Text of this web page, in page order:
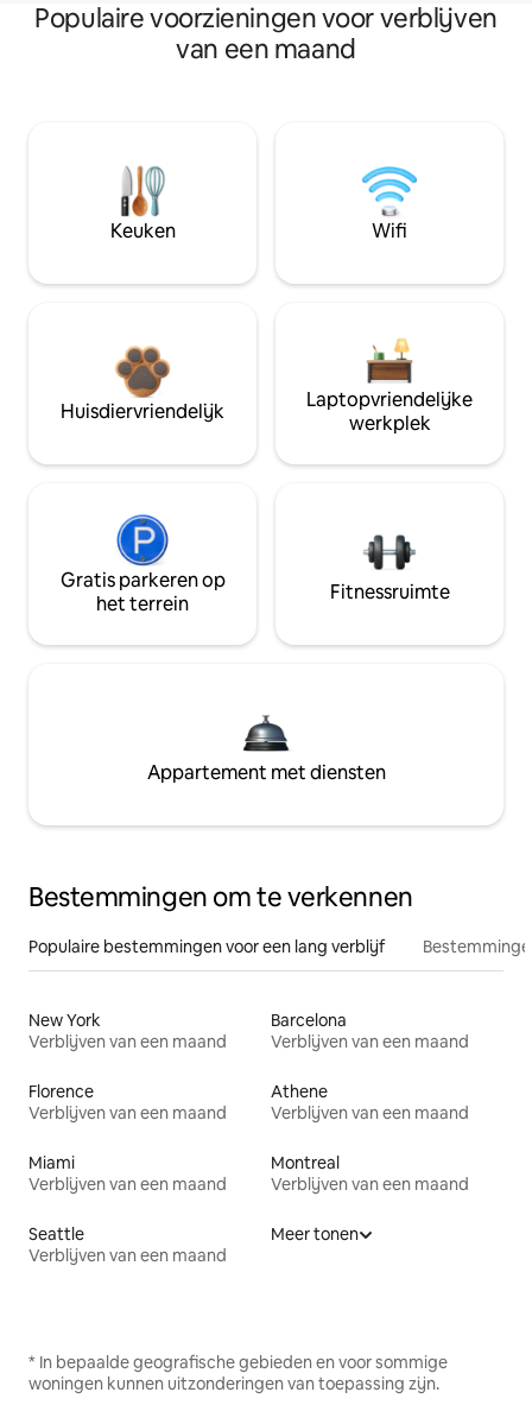
Populaire voorzieningen voor verblijven
van een maand
Keuken Wifi
Huisdiervriendelijk
Laptopvriendelijke
werkplek
Gratis parkeren op
het terrein
Fitnessruimte
Appartement met diensten
Bestemmingen om te verkennen
Populaire bestemmingen voor een lang verblijf
New York
Verblijven van een maand
Barcelona
Verblijven van een maand
Florence
Verblijven van een maand
Athene
Verblijven van een maand
Miami
Verblijven van een maand
Montreal
Verblijven van een maand
Seattle
Verblijven van een maand
Meer tonen
* In bepaalde geografische gebieden en voor sommige
woningen kunnen uitzonderingen van toepassing zijn.